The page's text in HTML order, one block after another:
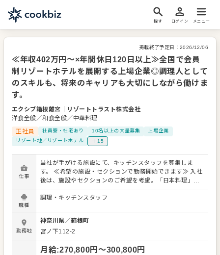
探す ログイン メニュー
掲載終了予定日： 2026/12/06
≪年収402万円～×年間休日120日以上≫全国で会員
制リゾートホテルを展開する上場企業◎調理人として
のスキルも、将来のキャリアも大切にしながら働けま
す。
エクシブ箱根離宮
リゾートトラスト株式会社
洋食全般／和食全般／中華料理
正社員
社員寮・社宅あり 10名以上の大量募集
上場企業
リゾート地／リゾートホテル
＋15
仕事
当社が手がける施設にて、キッチンスタッフを募集しま
す。 ≪希望の施設・セクションで勤務開始できます≫ 入社
後は、施設やセクションのご希望を考慮。「日本料理」
「洋食料理」「中国料理」「鉄板焼」「ペストリー」など
多様なジャンルを取り扱っています。ご希望を是非、お聞
空間≫ 当社のコンセプトは「ハイセンス・ハイクオリテ
ィ」。各ホテルで、最高の空間で最高の料理を楽しんでい
ただく事を目指しています。お客さまも美味しい料理をお
目当てに施設をご利用いただくことが多く、「料理が看
板」のホテルです。 お客さまの感度も高く、常により洗練
職種
調理・キッチンスタッフ
勤務地
神奈川県／箱根町
宮ノ下112-2
月給:270,800円〜300,800円